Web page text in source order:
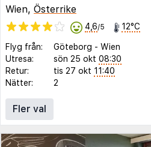
Wien, Österrike
4,6/5 12°C
Flyg från: Göteborg - Wien
Utresa:
sön 25 okt 08:30
Retur:
tis 27 okt 11:40
Nätter:
2
Fler val